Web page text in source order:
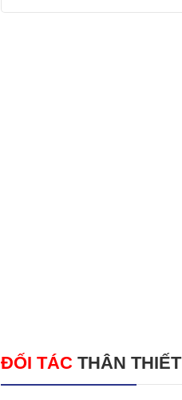
ĐỐI TÁC THÂN THIẾT